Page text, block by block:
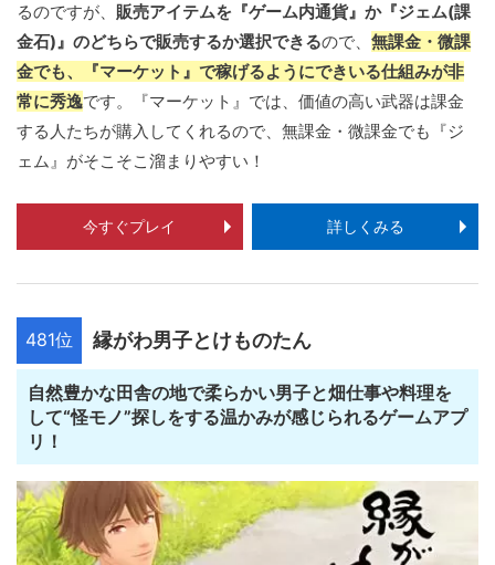
るのですが、 販売アイテムを『ゲーム内通貨』か『ジェム(課
金石)』のどちらで販売するか選択できるので、 無課金・微課
金でも、『マーケット』で稼げるようにできいる仕組みが非
常に秀逸です。『マーケット』では、価値の高い武器は課金
する人たちが購入してくれるので、無課金・微課金でも『ジ
ェム』がそこそこ溜まりやすい！
今すぐプレイ 詳しくみる
481位 縁がわ男子とけものたん
自然豊かな田舎の地で柔らかい男子と畑仕事や料理を
して“怪モノ”探しをする温かみが感じられるゲームアプ
リ！